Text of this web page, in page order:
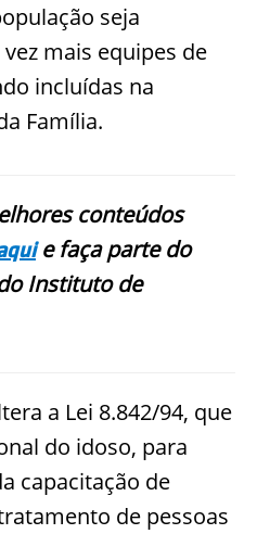
seja
mais equipes de
incluídas na
Família.
conteúdos
e faça parte do
Instituto de
a Lei 8.842/94, que
do idoso, para
capacitação de
de pessoas